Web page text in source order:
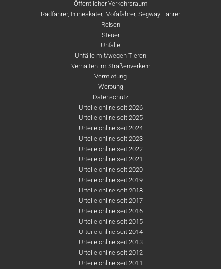
Öffentlicher Verkehrsraum
Radfahrer, Inlineskater, Mofafahrer, Segway-Fahrer
Reisen
Steuer
Unfälle
Unfälle mit/wegen Tieren
Verhalten im Straßenverkehr
Vermietung
Werbung
Datenschutz
Urteile online seit 2026
Urteile online seit 2025
Urteile online seit 2024
Urteile online seit 2023
Urteile online seit 2022
Urteile online seit 2021
Urteile online seit 2020
Urteile online seit 2019
Urteile online seit 2018
Urteile online seit 2017
Urteile online seit 2016
Urteile online seit 2015
Urteile online seit 2014
Urteile online seit 2013
Urteile online seit 2012
Urteile online seit 2011